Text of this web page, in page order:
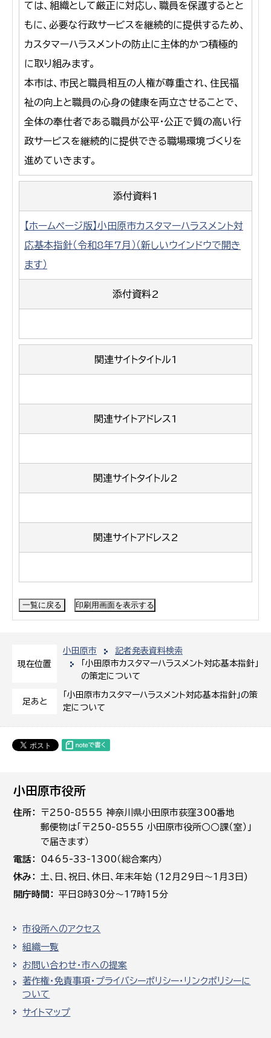
現在位置
小田原市
記者発表資料検索
「小田原市カスタマーハラスメント対応基本指針」
の策定について
足あと
「小田原市カスタマーハラスメント対応基本指針」の策
定について
ては、組織として厳正に対応し、職員を保護するとと
もに、必要な行政サービスを継続的に提供するため、
カスタマーハラスメントの防止に主体的かつ積極的
に取り組みます。
本市は、市民と職員相互の人権が尊重され、住民福
祉の向上と職員の心身の健康を両立させることで、
全体の奉仕者である職員が公平・公正で質の高い行
政サービスを継続的に提供できる職場環境づくりを
進めていきます。
添付資料1
【ホームページ版】小田原市カスタマーハラスメント対
応基本指針（令和8年7月）（新しいウインドウで開き
ます）
添付資料2
関連サイトタイトル1
関連サイトアドレス1
関連サイトタイトル2
関連サイトアドレス2
小田原市役所
住所
〒250-8555 神奈川県小田原市荻窪300番地
郵便物は「〒250-8555 小田原市役所○○課（室）」
で届きます）
電話
0465-33-1300（総合案内）
休み
土､日､祝日、休日、年末年始 (12月29日～1月3日)
開庁時間
平日8時30分～17時15分
市役所へのアクセス
組織一覧
お問い合わせ・市への提案
著作権・免責事項・プライバシーポリシー・リンクポリシーに
ついて
サイトマップ